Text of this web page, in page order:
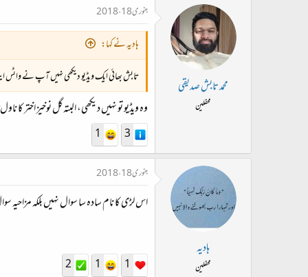
محمد تابش صدیقی
محفلین
جنوری 18، 2018
ہادیہ نے کہا:
تابش بھائی ایک ویڈیو دیکھی نہیں آپ نے واٹس
وہ ویڈیو تو نہیں دیکھی، البتہ گل نوخیز اختر
3
1
ہادیہ
محفلین
جنوری 18، 2018
اس لڑی کا نام سادہ سا سوال نہیں بلکہ مزاحیہ
1
1
2